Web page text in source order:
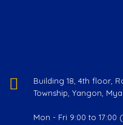
Building 18, 4th floor,
Township, Yangon,
Mon - Fri 9:00 to 17:00